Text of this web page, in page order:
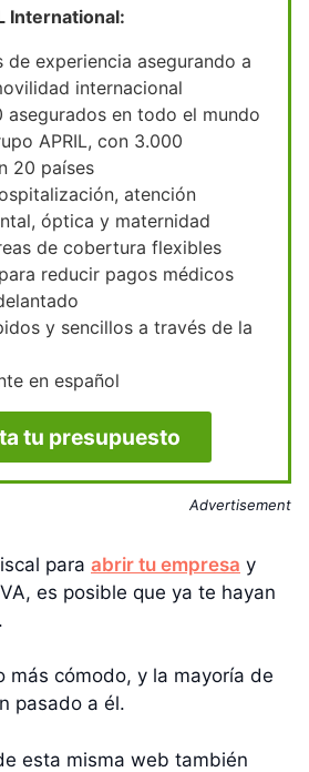
International:
de experiencia asegurando a
internacional
asegurados en todo el mundo
APRIL, con 3.000
20 países
atención
óptica y maternidad
de cobertura flexibles
reducir pagos médicos
y sencillos a través de la
en español
tu presupuesto
Advertisement
para abrir tu empresa y
es posible que ya te hayan
más cómodo, y la mayoría de
pasado a él.
esta misma web también